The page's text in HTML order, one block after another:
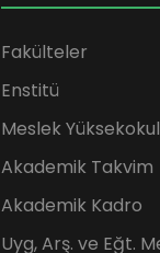
Fakülteler
Enstitü
Meslek
Akademik Takvim
Akademik Kadro
Uyg, Arş. ve Eğt.